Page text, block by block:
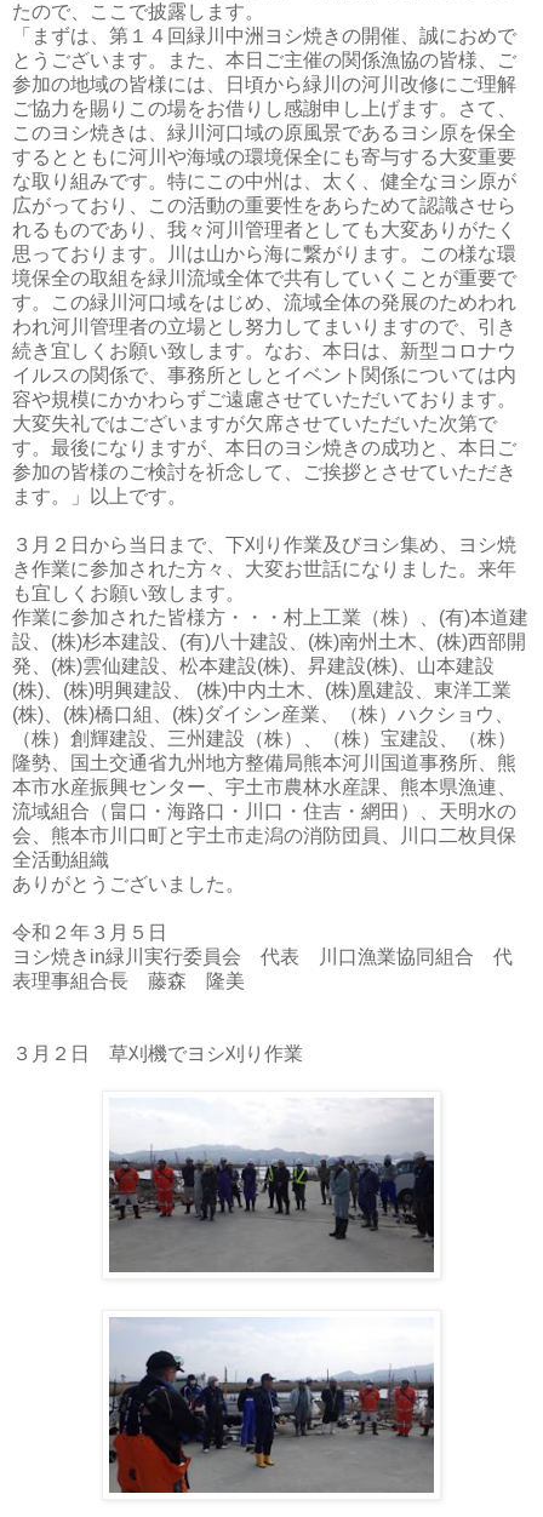
たので、ここで披露します。
「まずは、第１４回緑川中洲ヨシ焼きの開催、誠におめで
とうございます。また、本日ご主催の関係漁協の皆様、ご
参加の地域の皆様には、日頃から緑川の河川改修にご理解
ご協力を賜りこの場をお借りし感謝申し上げます。さて、
このヨシ焼きは、緑川河口域の原風景であるヨシ原を保全
するとともに河川や海域の環境保全にも寄与する大変重要
な取り組みです。特にこの中州は、太く、健全なヨシ原が
広がっており、この活動の重要性をあらためて認識させら
れるものであり、我々河川管理者としても大変ありがたく
思っております。川は山から海に繋がります。この様な環
境保全の取組を緑川流域全体で共有していくことが重要で
す。この緑川河口域をはじめ、流域全体の発展のためわれ
われ河川管理者の立場とし努力してまいりますので、引き
続き宜しくお願い致します。なお、本日は、新型コロナウ
イルスの関係で、事務所としとイベント関係については内
容や規模にかかわらずご遠慮させていただいております。
大変失礼ではございますが欠席させていただいた次第で
す。最後になりますが、本日のヨシ焼きの成功と、本日ご
参加の皆様のご検討を祈念して、ご挨拶とさせていただき
ます。」以上です。
３月２日から当日まで、下刈り作業及びヨシ集め、ヨシ焼
き作業に参加された方々、大変お世話になりました。来年
も宜しくお願い致します。
作業に参加された皆様方・・・村上工業（株）、(有)本道建
設、(株)杉本建設、(有)八十建設、(株)南州土木、(株)西部開
発、(株)雲仙建設、松本建設(株)、昇建設(株)、山本建設
(株)、(株)明興建設、 (株)中内土木、(株)凰建設、東洋工業
(株)、(株)橋口組、(株)ダイシン産業、（株）ハクショウ、
（株）創輝建設、三州建設（株）、（株）宝建設、（株）
隆勢、国土交通省九州地方整備局熊本河川国道事務所、熊
本市水産振興センター、宇土市農林水産課、熊本県漁連、
流域組合（畠口・海路口・川口・住吉・網田）、天明水の
会、熊本市川口町と宇土市走潟の消防団員、川口二枚貝保
全活動組織
ありがとうございました。
令和２年３月５日
ヨシ焼きin緑川実行委員会 代表 川口漁業協同組合 代
表理事組合長 藤森 隆美
３月２日 草刈機でヨシ刈り作業